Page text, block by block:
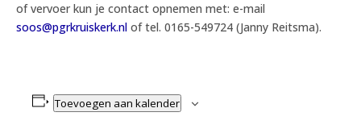
of vervoer kun je contact opnemen met: e-mail
soos@pgrkruiskerk.nl of tel. 0165-549724 (Janny Reitsma).
Toevoegen aan kalender